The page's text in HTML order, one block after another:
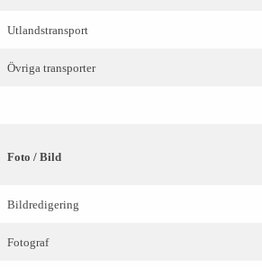
Utlandstransport
Övriga transporter
Foto / Bild
Bildredigering
Fotograf